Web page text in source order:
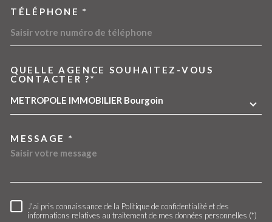
TÉLÉPHONE *
QUELLE AGENCE SOUHAITEZ-VOUS
CONTACTER ?*
METROPOLE IMMOBILIER Bourgoin
MESSAGE *
RÈGLEMENTATION
J'ai pris connaissance de la Politique de confidentialité et des
informations relatives au traitement de mes données personnelles (*)